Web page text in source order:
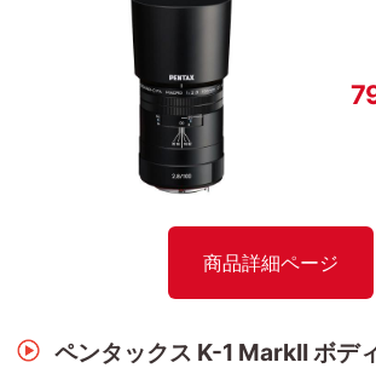
商品詳細ページ
ペンタックス K-1 MarkII ボデ